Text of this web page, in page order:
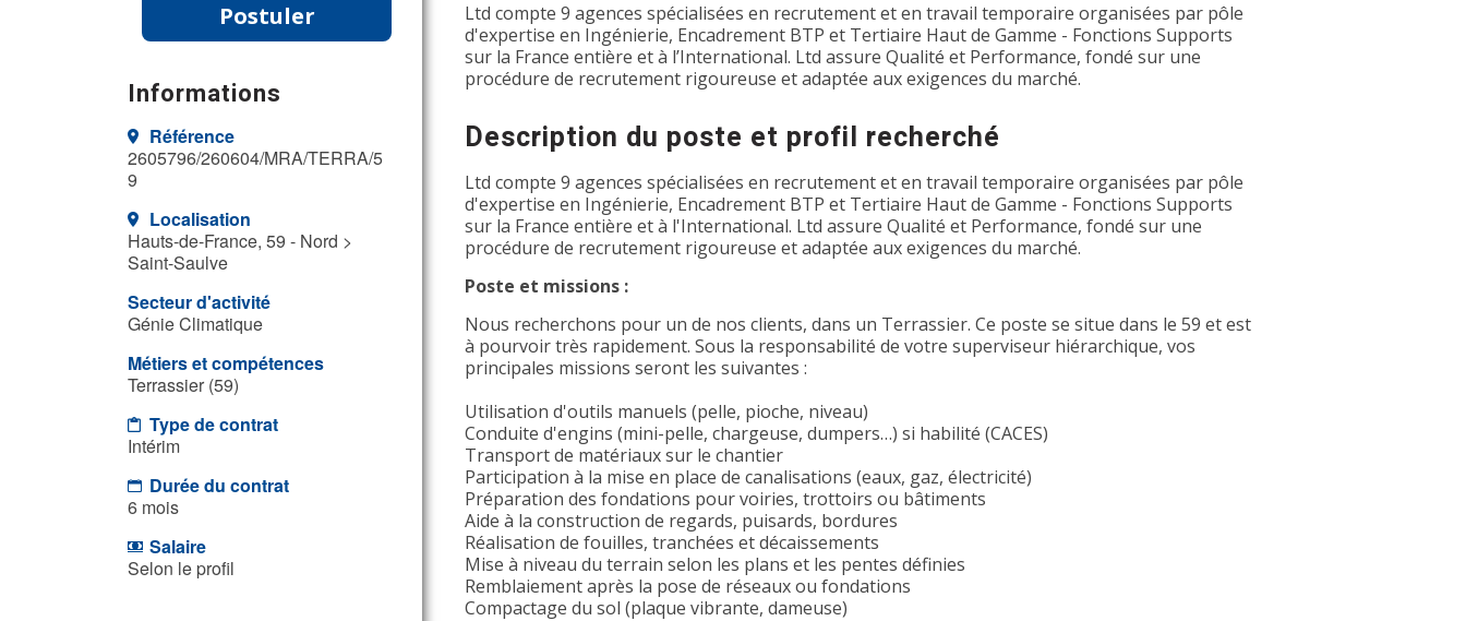
Postuler
Informations
Référence
2605796/260604/MRA/TERRA/5
9
Localisation
Hauts-de-France, 59 - Nord >
Saint-Saulve
Secteur d'activité
Génie Climatique
Métiers et compétences
Terrassier (59)
Type de contrat
Intérim
Durée du contrat
6 mois
Salaire
Selon le profil
Ltd compte 9 agences spécialisées en recrutement et en travail temporaire organisées par pôle
d'expertise en Ingénierie, Encadrement BTP et Tertiaire Haut de Gamme - Fonctions Supports
sur la France entière et à l’International. Ltd assure Qualité et Performance, fondé sur une
procédure de recrutement rigoureuse et adaptée aux exigences du marché.
Description du poste et profil recherché
Ltd compte 9 agences spécialisées en recrutement et en travail temporaire organisées par pôle
d'expertise en Ingénierie, Encadrement BTP et Tertiaire Haut de Gamme - Fonctions Supports
sur la France entière et à l'International. Ltd assure Qualité et Performance, fondé sur une
procédure de recrutement rigoureuse et adaptée aux exigences du marché.
Poste et missions :
Nous recherchons pour un de nos clients, dans un Terrassier. Ce poste se situe dans le 59 et est
à pourvoir très rapidement. Sous la responsabilité de votre superviseur hiérarchique, vos
principales missions seront les suivantes :
Utilisation d'outils manuels (pelle, pioche, niveau)
Conduite d'engins (mini-pelle, chargeuse, dumpers…) si habilité (CACES)
Transport de matériaux sur le chantier
Participation à la mise en place de canalisations (eaux, gaz, électricité)
Préparation des fondations pour voiries, trottoirs ou bâtiments
Aide à la construction de regards, puisards, bordures
Réalisation de fouilles, tranchées et décaissements
Mise à niveau du terrain selon les plans et les pentes définies
Remblaiement après la pose de réseaux ou fondations
Compactage du sol (plaque vibrante, dameuse)